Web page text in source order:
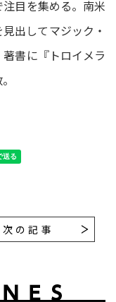
目を集める。南米
出してマジック・
書に『トロイメラ
次の記事